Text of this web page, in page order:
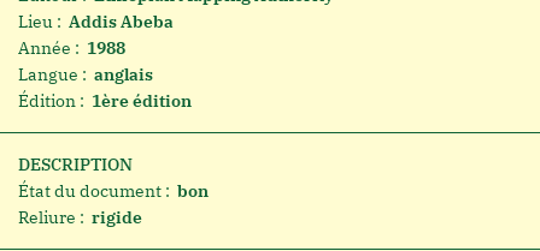
Lieu : Addis Abeba
Année : 1988
Langue : anglais
Édition : 1ère édition
DESCRIPTION
État du document : bon
Reliure : rigide